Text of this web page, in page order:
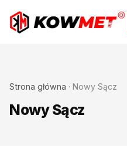
Strona główna · Nowy Sącz
Nowy Sącz